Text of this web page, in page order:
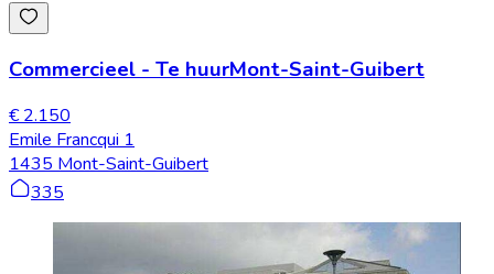
Commercieel - Te huurMont-Saint-Guibert
€ 2.150
Emile Francqui 1
1435 Mont-Saint-Guibert
335